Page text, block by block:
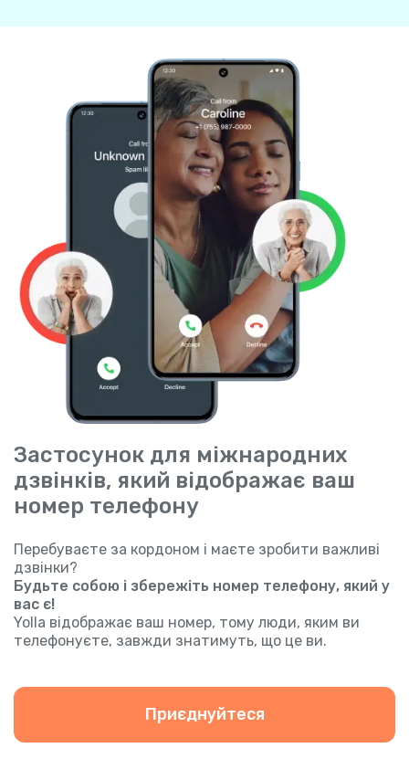
Застосунок для міжнародних
дзвінків, який відображає ваш
номер телефону
Перебуваєте за кордоном і маєте зробити важливі
дзвінки?
Будьте собою і збережіть номер телефону, який у
вас є!
Yolla відображає ваш номер, тому люди, яким ви
телефонуєте, завжди знатимуть, що це ви.
Приєднуйтеся